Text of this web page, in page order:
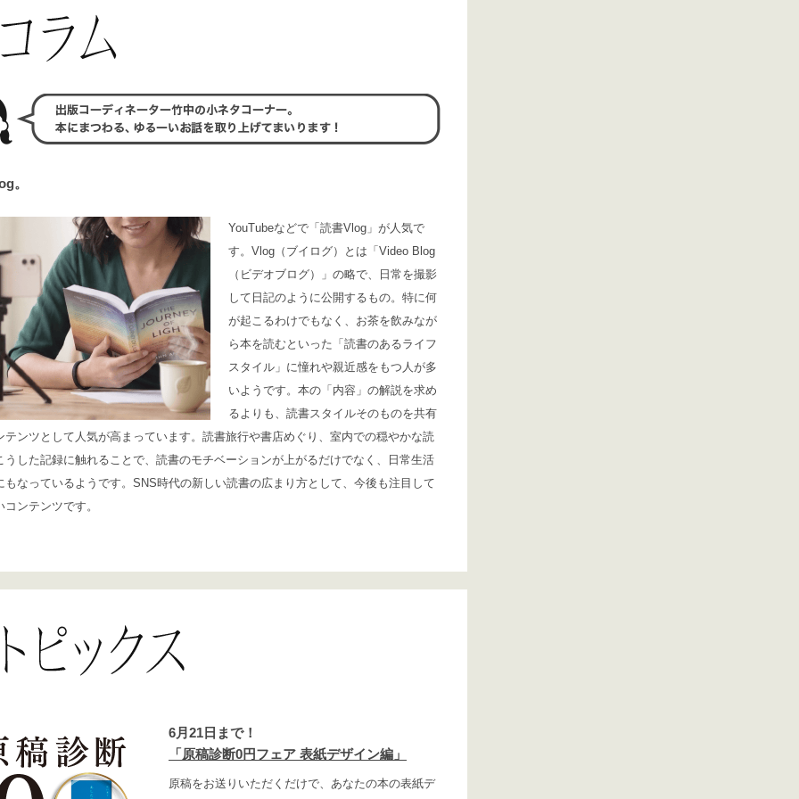
。
YouTubeなどで「読書Vlog」が人気で
す。Vlog（ブイログ）とは「Video Blog
（ビデオブログ）」の略で、日常を撮影
して日記のように公開するもの。特に何
が起こるわけでもなく、お茶を飲みなが
ら本を読むといった「読書のあるライフ
スタイル」に憧れや親近感をもつ人が多
いようです。本の「内容」の解説を求め
るよりも、読書スタイルそのものを共有
テンツとして人気が高まっています。読書旅行や書店めぐり、室内での穏やかな読
した記録に触れることで、読書のモチベーションが上がるだけでなく、日常生活
もなっているようです。SNS時代の新しい読書の広まり方として、今後も注目して
コンテンツです。
6月21日まで！
「原稿診断0円フェア 表紙デザイン編」
原稿をお送りいただくだけで、あなたの本の表紙デ